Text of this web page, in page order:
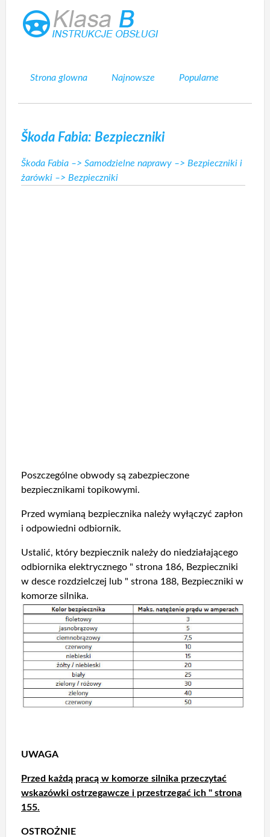
Strona glowna Najnowsze Popularne
Škoda Fabia: Bezpieczniki
Škoda Fabia –> Samodzielne naprawy –> Bezpieczniki i
żarówki –> Bezpieczniki
Poszczególne obwody są zabezpieczone
bezpiecznikami topikowymi.
Przed wymianą bezpiecznika należy wyłączyć zapłon
i odpowiedni odbiornik.
Ustalić, który bezpiecznik należy do niedziałającego
odbiornika elektrycznego " strona 186, Bezpieczniki
w desce rozdzielczej lub " strona 188, Bezpieczniki w
komorze silnika.
UWAGA
Przed każdą pracą w komorze silnika przeczytać
wskazówki ostrzegawcze i przestrzegać ich " strona
155.
OSTROŻNIE